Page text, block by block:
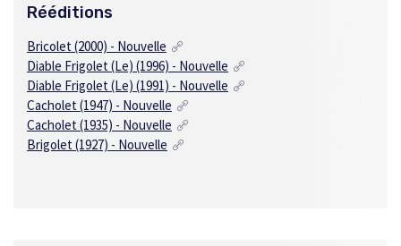
Rééditions
Bricolet (2000) - Nouvelle
Diable Frigolet (Le) (1996) - Nouvelle
Diable Frigolet (Le) (1991) - Nouvelle
Cacholet (1947) - Nouvelle
Cacholet (1935) - Nouvelle
Brigolet (1927) - Nouvelle